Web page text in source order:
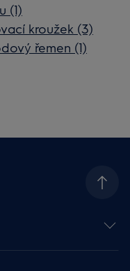
(1)
kroužek (3)
řemen (1)